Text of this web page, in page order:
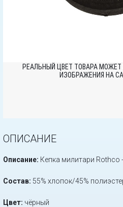
РЕАЛЬНЫЙ ЦВЕТ ТОВАРА МОЖЕТ
ИЗОБРАЖЕНИЯ НА
ОПИСАНИЕ
Описание: Кепка милитари Rothco
Состав: 55% хлопок/45%
Цвет: чёрный